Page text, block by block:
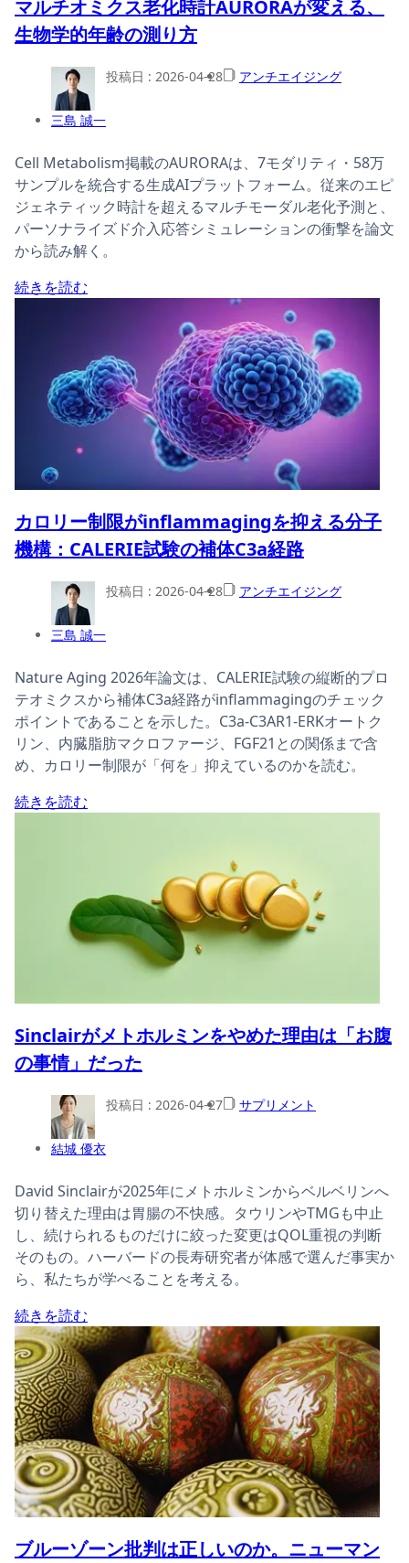
マルチオミクス老化時計AURORAが変える、
生物学的年齢の測り方
三島 誠一
投稿日 : 2026-04-28 アンチエイジング
Cell Metabolism掲載のAURORAは、7モダリティ・58万
サンプルを統合する生成AIプラットフォーム。従来のエピ
ジェネティック時計を超えるマルチモーダル老化予測と、
パーソナライズド介入応答シミュレーションの衝撃を論文
から読み解く。
続きを読む
カロリー制限がinflammagingを抑える分子
機構：CALERIE試験の補体C3a経路
三島 誠一
投稿日 : 2026-04-28 アンチエイジング
Nature Aging 2026年論文は、CALERIE試験の縦断的プロ
テオミクスから補体C3a経路がinflammagingのチェック
ポイントであることを示した。C3a-C3AR1-ERKオートク
リン、内臓脂肪マクロファージ、FGF21との関係まで含
め、カロリー制限が「何を」抑えているのかを読む。
続きを読む
Sinclairがメトホルミンをやめた理由は「お腹
の事情」だった
結城 優衣
投稿日 : 2026-04-27 サプリメント
David Sinclairが2025年にメトホルミンからベルベリンへ
切り替えた理由は胃腸の不快感。タウリンやTMGも中止
し、続けられるものだけに絞った変更はQOL重視の判断
そのもの。ハーバードの長寿研究者が体感で選んだ事実か
ら、私たちが学べることを考える。
続きを読む
ブルーゾーン批判は正しいのか。ニューマン